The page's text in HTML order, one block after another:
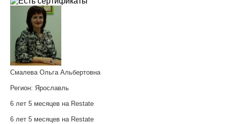
Смалева Ольга Альбертовна
Регион: Ярославль
6 лет 5 месяцев на Restate
6 лет 5 месяцев на Restate